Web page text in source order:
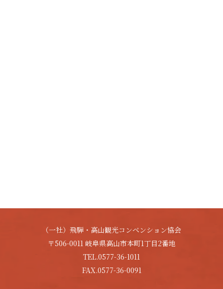
（一社）飛騨・高山観光コンベンション協会
〒506-0011 岐阜県高山市本町1丁目2番地
TEL.0577-36-1011
FAX.0577-36-0091